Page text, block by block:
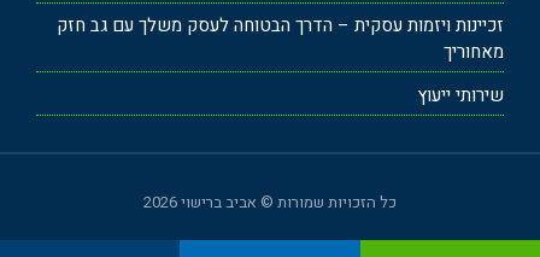
זכיינות ויזמות עסקית – הדרך הבטוחה לעסק משלך עם גב חזק
מאחוריך
שירותי ייעוץ
כל הזכויות שמורות © אביב ברישוי 2026